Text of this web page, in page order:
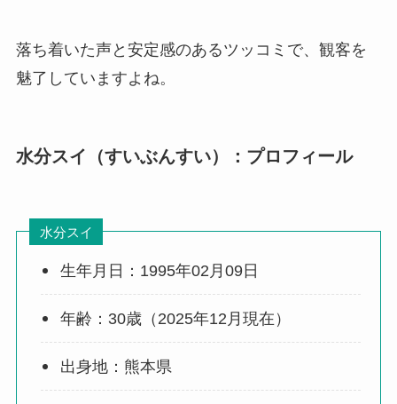
落ち着いた声と安定感のあるツッコミで、観客を
魅了していますよね。
水分スイ（すいぶんすい） ：プロフィール
水分スイ
生年月日：1995年02月09日
年齢：30歳（2025年12月現在）
出身地：熊本県